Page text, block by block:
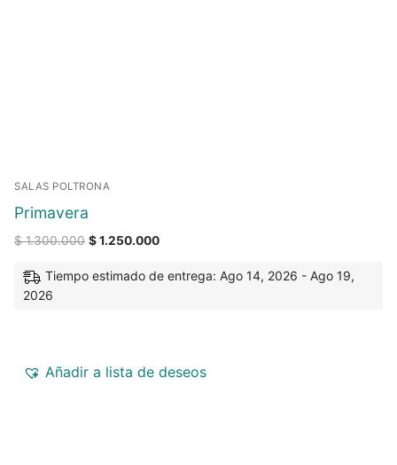
SALAS POLTRONA
Primavera
$1.300.000 $1.250.000
Tiempo estimado de entrega: Ago 14, 2026 - Ago 19,
2026
Añadir a lista de deseos